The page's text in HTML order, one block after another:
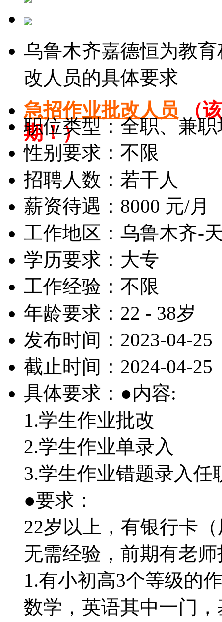
乌鲁木齐嘉德恒为教
改人员的具体要求
急招作业批改人员
（
期！）
职位类型：全职、兼职
性别要求：不限
招聘人数：若干人
薪资待遇：8000 元/月
工作地区：乌鲁木齐-
学历要求：大专
工作经验：不限
年龄要求：22 - 38岁
发布时间：2023-04-25
截止时间：2024-04-25
具体要求：●内容:
1.学生作业批改
2.学生作业单录入
3.学生作业错题录入任
●要求：
22岁以上，有银行卡
无需经验，前期有老
1.有小初高3个等级的
数学，英语其中一门